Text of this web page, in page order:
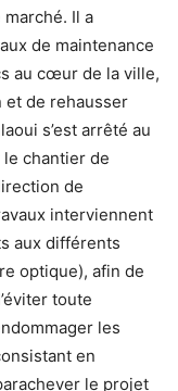
Il a
de maintenance
au cœur de la ville,
et de rehausser
s’est arrêté au
chantier de
de
interviennent
aux différents
optique), afin de
toute
les
en
le projet